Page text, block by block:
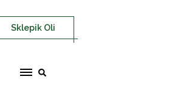
Sklepik Oli